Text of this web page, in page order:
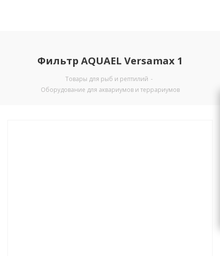
Фильтр AQUAEL Versamax 1
Товары для рыб и рептилий -
Оборудование для аквариумов и террариумов